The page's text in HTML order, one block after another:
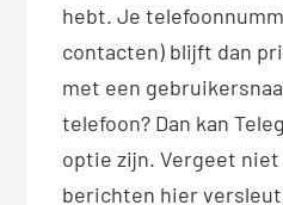
hebt. Je
contacten) blijft dan
met een
telefoon? Dan kan
optie zijn. Vergeet
berichten hier